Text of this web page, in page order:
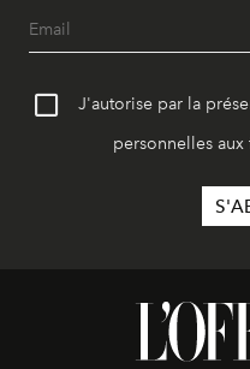
J'autorise par la
personnelles aux